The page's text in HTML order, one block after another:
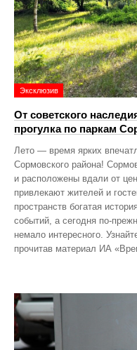
Эксклюзив
От советского
прогулка по паркам
Лето — время ярких
Сормовского района!
и расположены вдали от
привлекают жителей и
пространств богатая
событий, а сегодня
немало интересного.
прочитав материал ИА